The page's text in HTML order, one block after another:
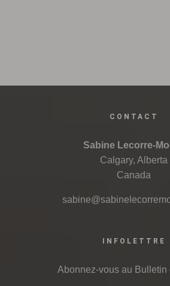
CONTACT
Sabine Lecorre-
Calgary, Alberta
Canada
INFOLETTRE
Abonnez-vous au Bulletin